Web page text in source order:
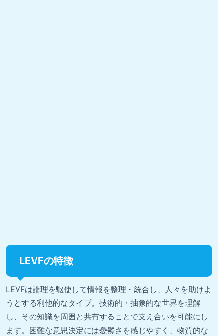
LEVFの特徴
LEVFは論理を駆使して情報を整理・統合し、人々を助けよ
うとする利他的なタイプ。技術的・抽象的な世界を理解
し、その知識を周囲と共有することで支え合いを可能にし
ます。困難な意思決定には憂鬱さを感じやすく、物質的な